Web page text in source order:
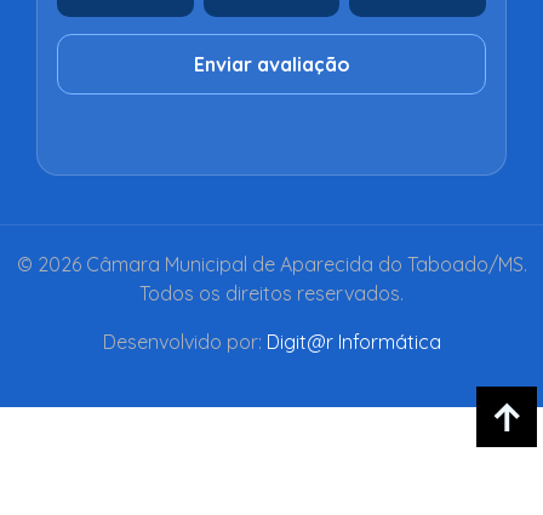
Enviar avaliação
© 2026 Câmara Municipal de Aparecida do Taboado/MS.
Todos os direitos reservados.
Desenvolvido por: Digit@r Informática